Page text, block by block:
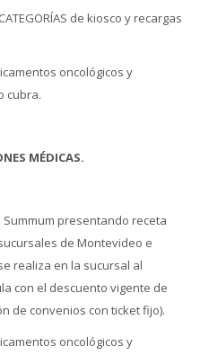
de kiosco y recargas
oncológicos y
cubra.
MÉDICAS.
presentando receta
de Montevideo e
realiza en la sucursal al
con el descuento vigente de
de convenios con ticket fijo).
oncológicos y